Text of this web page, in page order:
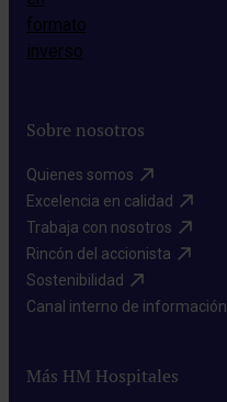
Sobre nosotros
Quienes somos​
Excelencia en calidad​
Trabaja con nosotros​
Rincón del accionista​
Sostenibilidad​
Canal interno de información​
Más HM Hospitales